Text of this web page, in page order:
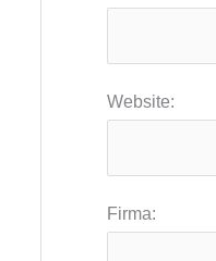
Website:
Firma: